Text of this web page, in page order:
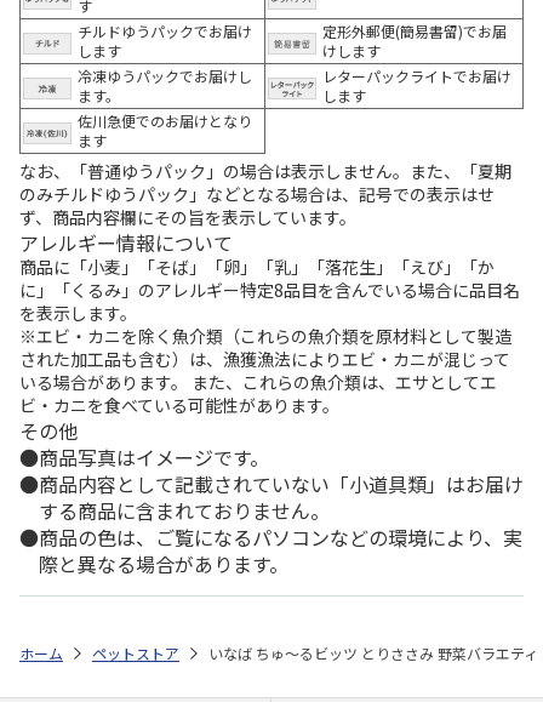
す
チルドゆうパックでお届け
します
定形外郵便(簡易書留)でお届
けします
冷凍ゆうパックでお届けし
ます。
レターパックライトでお届け
します
佐川急便でのお届けとなり
ます
なお、「普通ゆうパック」の場合は表示しません。また、「夏期
のみチルドゆうパック」などとなる場合は、記号での表示はせ
ず、商品内容欄にその旨を表示しています。
アレルギー情報について
商品に「小麦」「そば」「卵」「乳」「落花生」「えび」「か
に」「くるみ」のアレルギー特定8品目を含んでいる場合に品目名
を表示します。
※エビ・カニを除く魚介類（これらの魚介類を原材料として製造
された加工品も含む）は、漁獲漁法によりエビ・カニが混じって
いる場合があります。 また、これらの魚介類は、エサとしてエ
ビ・カニを食べている可能性があります。
その他
商品写真はイメージです。
商品内容として記載されていない「小道具類」はお届け
する商品に含まれておりません。
商品の色は、ご覧になるパソコンなどの環境により、実
際と異なる場合があります。
ホーム ペットストア いなば ちゅ～るビッツ とりささみ 野菜バラエテ